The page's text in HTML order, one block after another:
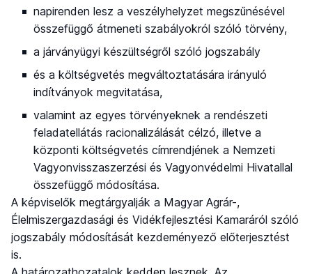
napirenden lesz a veszélyhelyzet megszűnésével
összefüggő átmeneti szabályokról szóló törvény,
a járványügyi készültségről szóló jogszabály
és a költségvetés megváltoztatására irányuló
indítványok megvitatása,
valamint az egyes törvényeknek a rendészeti
feladatellátás racionalizálását célzó, illetve a
központi költségvetés címrendjének a Nemzeti
Vagyonvisszaszerzési és Vagyonvédelmi Hivatallal
összefüggő módosítása.
A képviselők megtárgyalják a Magyar Agrár-,
Élelmiszergazdasági és Vidékfejlesztési Kamaráról szóló
jogszabály módosítását kezdeményező előterjesztést
is.